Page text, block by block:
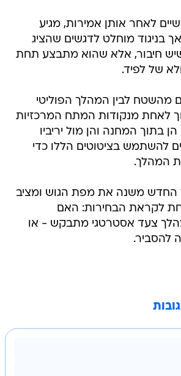
לאחר אותן אמירות, מגיע
בניגוד מוחלט לדגשים שהציג
חיבור, אלא שהוא מתבצע תחת
של לפיד.
מהשטח לבין המהלך הפוליטי
לאחת מנקודות המתח המרכזיות
בתוך המחנה והן מול יריביו
להשתמש בציטוטים הללו כדי
המהלך.
החדש משנה את מפת הגוש ומציב
לקראת הבחירות: האם
צעד אסטרטגי מתבקש - או
להסביר.